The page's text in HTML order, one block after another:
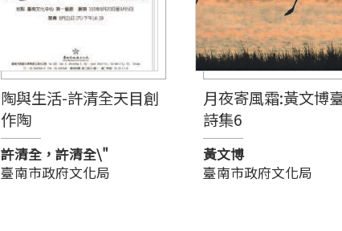
陶與生活-許清全天目創
作陶
許清全，許清全\"
臺南市政府文化局
月夜寄風霜:黃文博
詩集6
黃文博
臺南市政府文化局